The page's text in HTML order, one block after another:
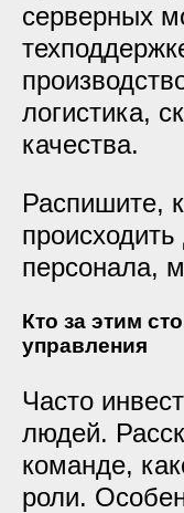
серверных
логистика,
качества.
Распишите,
персонала,
Кто за этим
управления
Часто
людей.
команде,
роли.